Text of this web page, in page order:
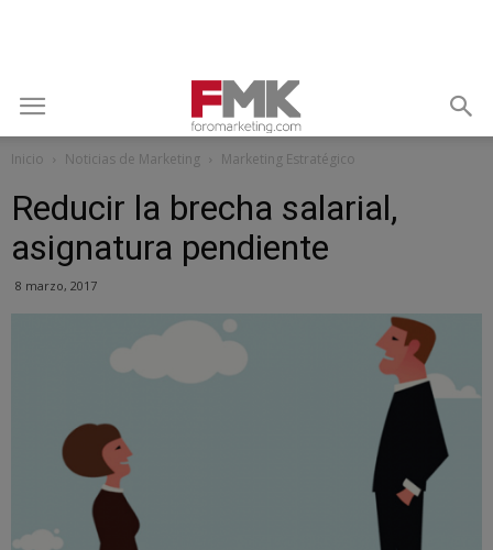
Inicio Noticias de Marketing Marketing Estratégico
Reducir la brecha salarial,
asignatura pendiente
8 marzo, 2017